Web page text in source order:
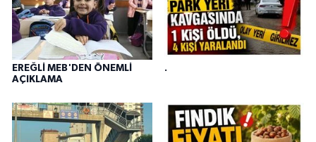
EREĞLİ MEB'DEN ÖNEMLİ
AÇIKLAMA
.